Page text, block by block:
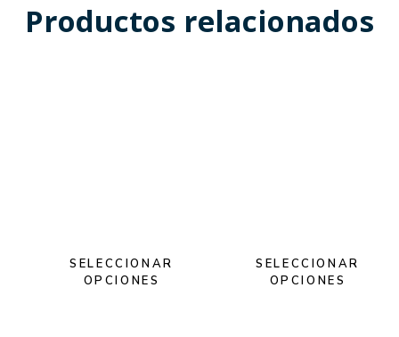
Productos relacionados
SELECCIONAR
OPCIONES
SELECCIONAR
OPCIONES